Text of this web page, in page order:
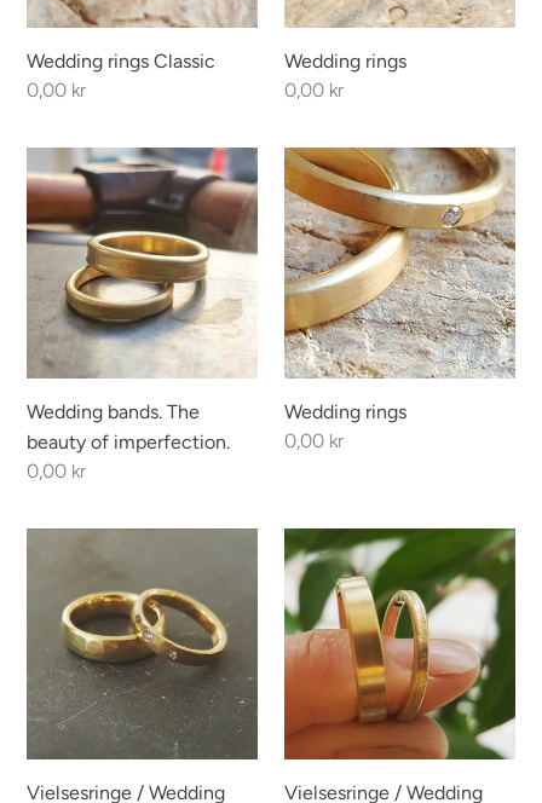
Wedding rings Classic
Regular
0,00 kr
Wedding rings
Regular
0,00 kr
Wedding
bands.
The
beauty
of
imperfection.
Wedding bands. The
beauty of imperfection.
Regular
0,00 kr
Wedding
rings
Wedding rings
Regular
0,00 kr
Wedding
bands.
Vielsesringe / Wedding
Vielsesringe
/
Wedding
bands.
Vielsesringe / Wedding